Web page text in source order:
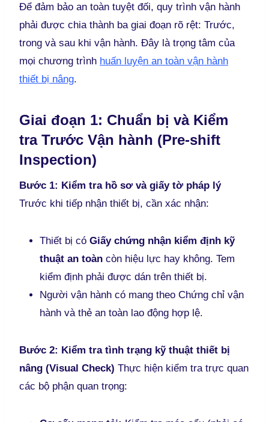
Để đảm bảo an toàn tuyệt đối, quy trình vận hành
phải được chia thành ba giai đoạn rõ rệt: Trước,
trong và sau khi vận hành. Đây là trọng tâm của
mọi chương trình huấn luyện an toàn vận hành
thiết bị nâng.
Giai đoạn 1: Chuẩn bị và Kiểm
tra Trước Vận hành (Pre-shift
Inspection)
Bước 1: Kiểm tra hồ sơ và giấy tờ pháp lý
Trước khi tiếp nhận thiết bị, cần xác nhận:
Thiết bị có Giấy chứng nhận kiểm định kỹ
thuật an toàn còn hiệu lực hay không. Tem
kiểm định phải được dán trên thiết bị.
Người vận hành có mang theo Chứng chỉ vận
hành và thẻ an toàn lao động hợp lệ.
Bước 2: Kiểm tra tình trạng kỹ thuật thiết bị
nâng (Visual Check) Thực hiện kiểm tra trực quan
các bộ phận quan trọng: